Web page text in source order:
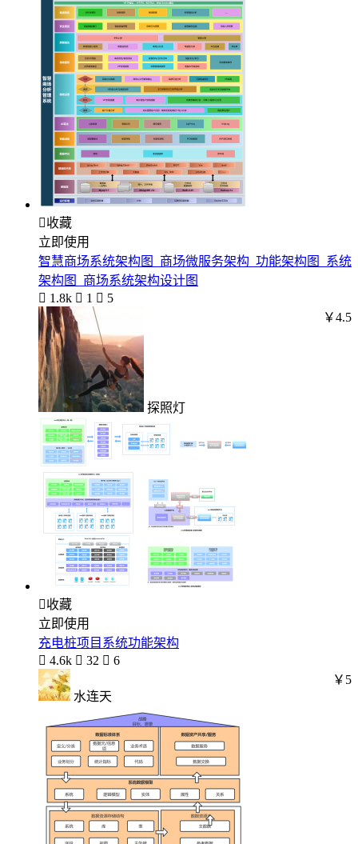
收藏
立即使用
智慧商场系统架构图_商场微服务架构_功能架构图_系统
架构图_商场系统架构设计图
 1.8k  1  5
探照灯
￥4.5
收藏
立即使用
充电桩项目系统功能架构
 4.6k  32  6
水连天
￥5